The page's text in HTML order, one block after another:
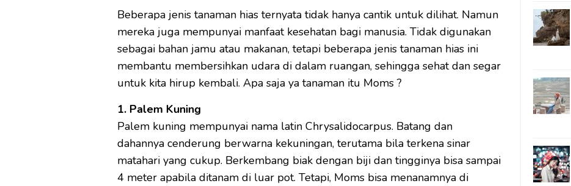
Beberapa jenis tanaman hias ternyata tidak hanya cantik untuk dilihat. Namun
mereka juga mempunyai manfaat kesehatan bagi manusia. Tidak digunakan
sebagai bahan jamu atau makanan, tetapi beberapa jenis tanaman hias ini
membantu membersihkan udara di dalam ruangan, sehingga sehat dan segar
untuk kita hirup kembali. Apa saja ya tanaman itu Moms ?
1. Palem Kuning
Palem kuning mempunyai nama latin Chrysalidocarpus. Batang dan
dahannya cenderung berwarna kekuningan, terutama bila terkena sinar
matahari yang cukup. Berkembang biak dengan biji dan tingginya bisa sampai
4 meter apabila ditanam di luar pot. Tetapi, Moms bisa menanamnya di